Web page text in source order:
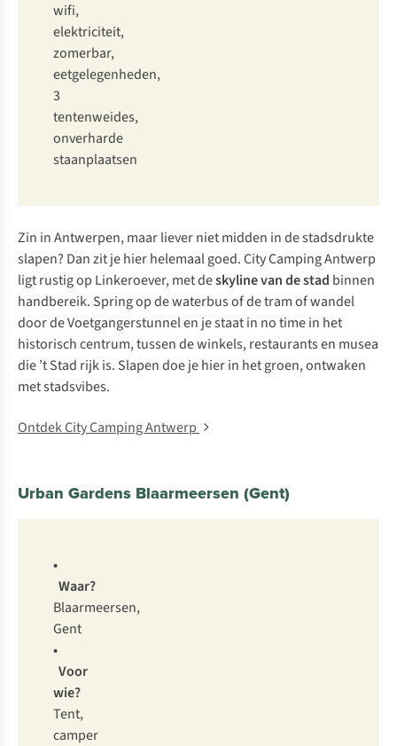
wifi,
elektriciteit,
zomerbar,
eetgelegenheden,
3
tentenweides,
onverharde
staanplaatsen
Zin in Antwerpen, maar liever niet midden in de stadsdrukte
slapen? Dan zit je hier helemaal goed. City Camping Antwerp
ligt rustig op Linkeroever, met deskyline van de stad binnen
handbereik. Spring op de waterbus of de tram of wandel
door de Voetgangerstunnel en je staat in no timein het
historisch centrum, tussen de winkels, restaurants en musea
die ’t Stad rijk is. Slapen doe je hier in het groen, ontwaken
met stadsvibes.
Ontdek City Camping Antwerp
Urban Gardens Blaarmeersen (Gent)
•
Waar?
Blaarmeersen,
Gent
•
Voor
wie?
Tent,
camper